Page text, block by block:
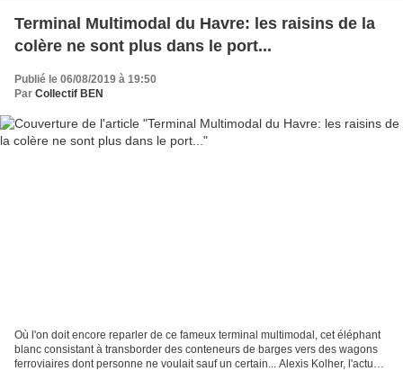
Terminal Multimodal du Havre: les raisins de la
colère ne sont plus dans le port...
Publié le 06/08/2019 à 19:50
Par Collectif BEN
Où l'on doit encore reparler de ce fameux terminal multimodal, cet éléphant
blanc consistant à transborder des conteneurs de barges vers des wagons
ferroviaires dont personne ne voulait sauf un certain... Alexis Kolher, l'actuel